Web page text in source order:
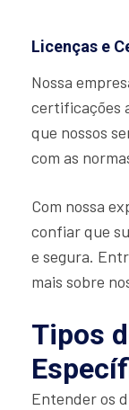
Licenças e
Nossa
certificações
que nossos
com as
Com nossa
confiar que
e segura.
mais sobre
Tipos
Entender os